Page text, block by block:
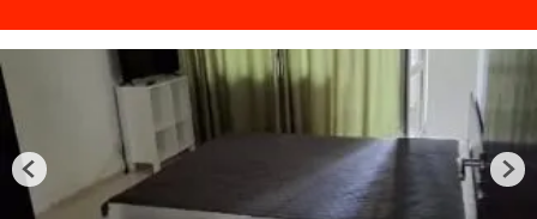
Previous